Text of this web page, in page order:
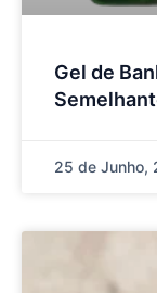
Gel de
25 de Junho,